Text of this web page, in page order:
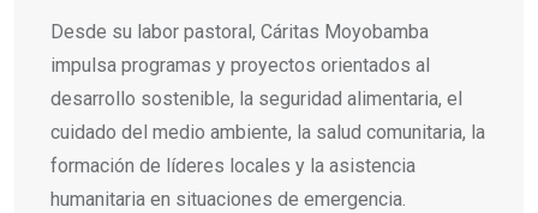
Desde su labor pastoral, Cáritas Moyobamba
impulsa programas y proyectos orientados al
desarrollo sostenible, la seguridad alimentaria, el
cuidado del medio ambiente, la salud comunitaria, la
formación de líderes locales y la asistencia
humanitaria en situaciones de emergencia.